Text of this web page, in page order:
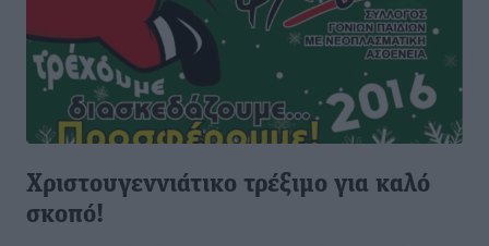
Χριστουγεννιάτικο τρέξιμο για καλό
σκοπό!